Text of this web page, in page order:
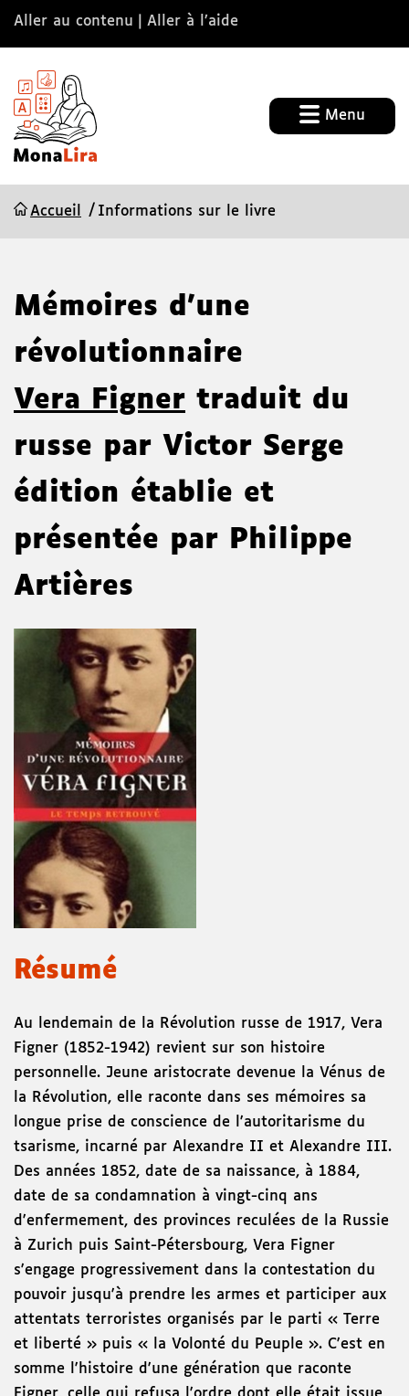
Aller au contenu Aller à l’aide
Menu
Accueil Informations sur le livre
Mémoires d'une
révolutionnaire
Vera Figner traduit du
russe par Victor Serge
édition établie et
présentée par Philippe
Artières
Résumé
Au lendemain de la Révolution russe de 1917, Vera
Figner (1852-1942) revient sur son histoire
personnelle. Jeune aristocrate devenue la Vénus de
la Révolution, elle raconte dans ses mémoires sa
longue prise de conscience de l'autoritarisme du
tsarisme, incarné par Alexandre II et Alexandre III.
Des années 1852, date de sa naissance, à 1884,
date de sa condamnation à vingt-cinq ans
d'enfermement, des provinces reculées de la Russie
à Zurich puis Saint-Pétersbourg, Vera Figner
s'engage progressivement dans la contestation du
pouvoir jusqu'à prendre les armes et participer aux
attentats terroristes organisés par le parti « Terre
et liberté » puis « la Volonté du Peuple ». C'est en
somme l'histoire d'une génération que raconte